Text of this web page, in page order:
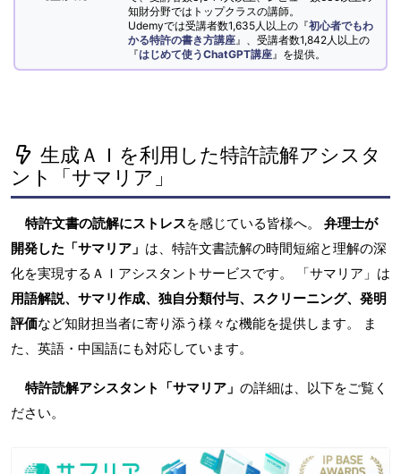
知財分野ではトップクラスの講師。
Udemyでは受講者数1,635人以上の『初心者でもわ
かる特許の書き方講座 』、受講者数1,842人以上の
『はじめて使うChatGPT講座 』を提供。
生成ＡＩを利用した特許読解アシスタ
ント「サマリア」
特許文書の読解にストレスを感じている皆様へ。 弁理士が
開発した「サマリア」 は、特許文書読解の時間短縮と理解の深
化を実現するＡＩアシスタントサービスです。 「サマリア」は
用語解説、サマリ作成、独自分類付与、スクリーニング、発明
評価など知財担当者に寄り添う様々な機能を提供します。 ま
た、英語・中国語にも対応しています。
特許読解アシスタント「サマリア」 の詳細は、以下をご覧く
ださい。